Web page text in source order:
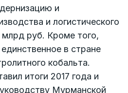
и
и логистического
руб. Кроме того,
в стране
кобальта.
итоги 2017 года и
Мурманской